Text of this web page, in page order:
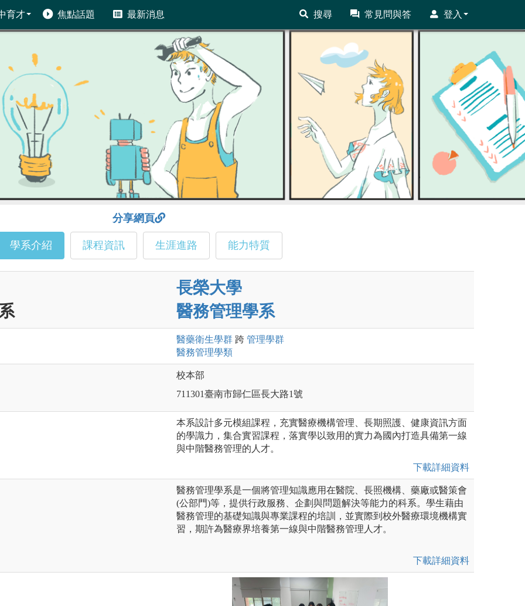
育才 焦點話題 最新消息 搜尋 常見問與答 登入
分享網頁
學系介紹 課程資訊 生涯進路 能力特質
長榮大學
醫務管理學系
醫藥衛生學群 跨 管理學群
醫務管理學類
校本部
711301臺南市歸仁區長大路1號
本系設計多元模組課程，充實醫療機構管理、長期照護、健康資訊方面
的學識力，集合實習課程，落實學以致用的實力為國內打造具備第一線
與中階醫務管理的人才。
下載詳細資料
醫務管理學系是一個將管理知識應用在醫院、長照機構、藥廠或醫策會
(公部門)等，提供行政服務、企劃與問題解決等能力的科系。學生藉由
醫務管理的基礎知識與專業課程的培訓，並實際到校外醫療環境機構實
習，期許為醫療界培養第一線與中階醫務管理人才。
下載詳細資料